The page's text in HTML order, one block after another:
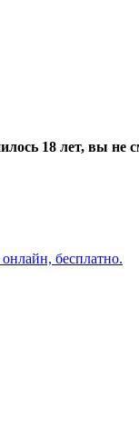
18 лет, вы не